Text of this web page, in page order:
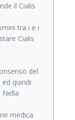
il Cialis
tra i e i
Cialis
del
quindi
Nella
medica